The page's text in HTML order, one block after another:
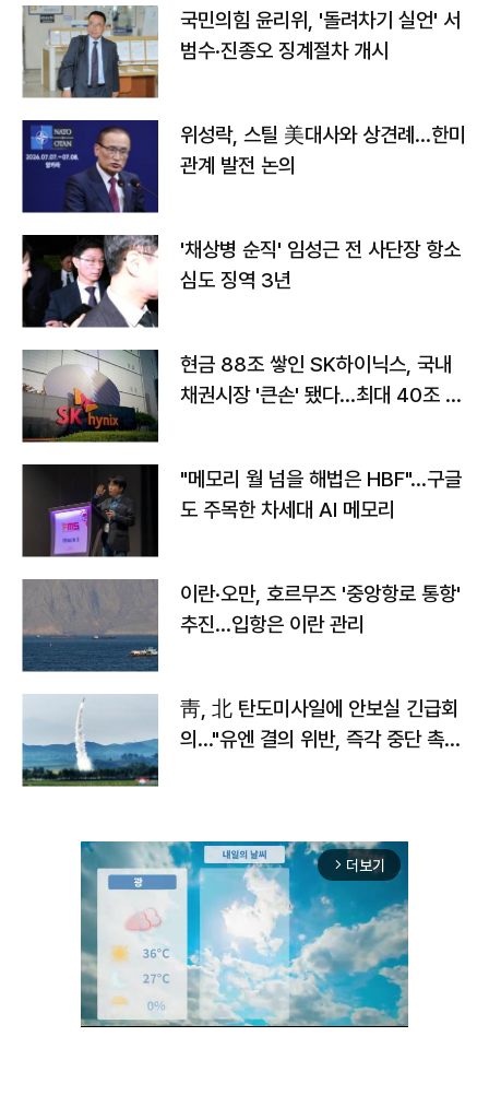
국민의힘 윤리위, '돌려차기 실언' 서
범수·진종오 징계절차 개시
위성락, 스틸 美대사와 상견례…한미
관계 발전 논의
'채상병 순직' 임성근 전 사단장 항소
심도 징역 3년
현금 88조 쌓인 SK하이닉스, 국내
채권시장 '큰손' 됐다…최대 40조 투
"메모리 월 넘을 해법은 HBF"…구글
도 주목한 차세대 AI 메모리
이란·오만, 호르무즈 '중앙항로 통항'
추진…입항은 이란 관리
靑, 北 탄도미사일에 안보실 긴급회
의…"유엔 결의 위반, 즉각 중단 촉
arrow_forward_ios 더보기